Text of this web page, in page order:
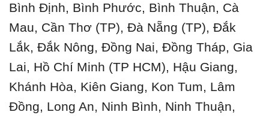
Bình Định, Bình Phước, Bình Thuận, Cà
Mau, Cần Thơ (TP), Đà Nẵng (TP), Đắk
Lắk, Đắk Nông, Đồng Nai, Đồng Tháp, Gia
Lai, Hồ Chí Minh (TP HCM), Hậu Giang,
Khánh Hòa, Kiên Giang, Kon Tum, Lâm
Đồng, Long An, Ninh Bình, Ninh Thuận,